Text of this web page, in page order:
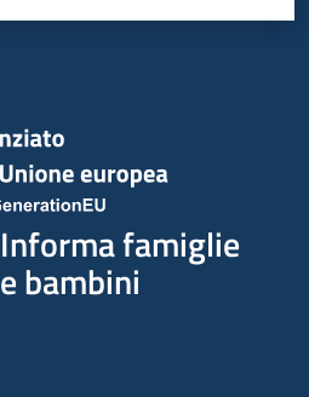
Informa famiglie
e bambini